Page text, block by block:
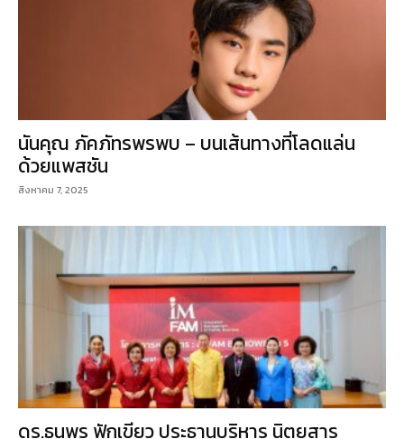
นันคุณ ภัคภัทรพรพบ – บนเส้นทางที่โลดแล่น
ด้วยแพสชัน
สิงหาคม 7, 2025
ดร.ธนพร ฟักเขียว ประธานบริหาร นิตยสาร